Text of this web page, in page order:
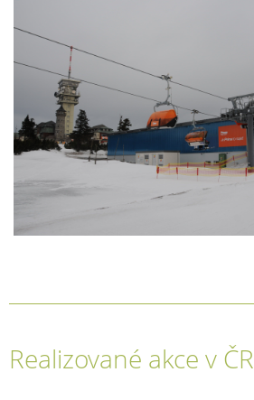
Realizované akce v ČR